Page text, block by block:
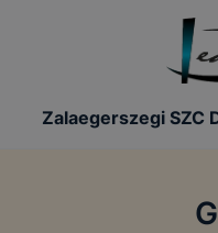
Zalaegerszegi SZC